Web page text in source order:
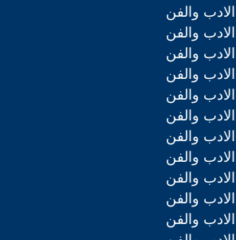
الادب والفن
الادب والفن
الادب والفن
الادب والفن
الادب والفن
الادب والفن
الادب والفن
الادب والفن
الادب والفن
الادب والفن
الادب والفن